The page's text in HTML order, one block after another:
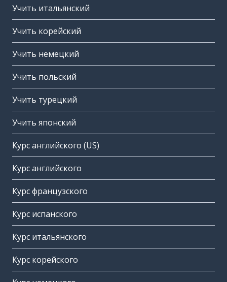
Учить итальянский
Учить корейский
Учить немецкий
Учить польский
Учить турецкий
Учить японский
Курс английского (US)
Курс английского
Курс французского
Курс испанского
Курс итальянского
Курс корейского